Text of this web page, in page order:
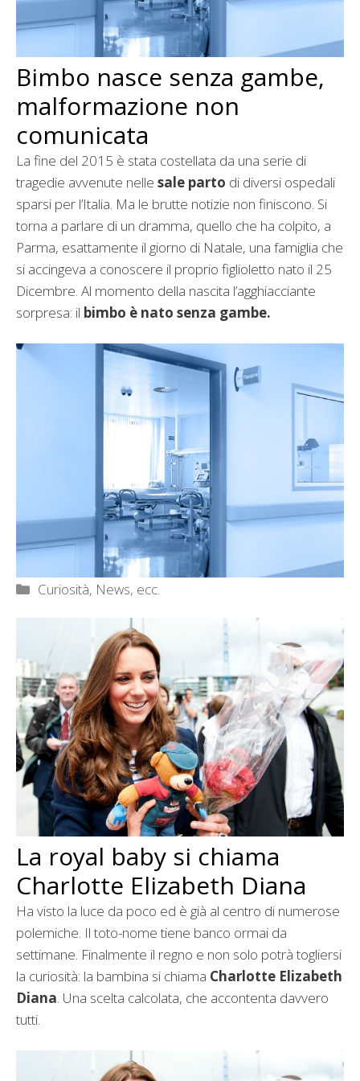
Bimbo nasce senza gambe,
malformazione non
comunicata
La fine del 2015 è stata costellata da una serie di
tragedie avvenute nelle sale parto di diversi ospedali
sparsi per l’Italia. Ma le brutte notizie non finiscono. Si
torna a parlare di un dramma, quello che ha colpito, a
Parma, esattamente il giorno di Natale, una famiglia che
si accingeva a conoscere il proprio figlioletto nato il 25
Dicembre. Al momento della nascita l’agghiacciante
sorpresa: il bimbo è nato senza gambe.
Categorie
Curiosità, News, ecc.
La royal baby si chiama
Charlotte Elizabeth Diana
Ha visto la luce da poco ed è già al centro di numerose
polemiche. Il toto-nome tiene banco ormai da
settimane. Finalmente il regno e non solo potrà togliersi
la curiosità: la bambina si chiama Charlotte Elizabeth
Diana. Una scelta calcolata, che accontenta davvero
tutti.